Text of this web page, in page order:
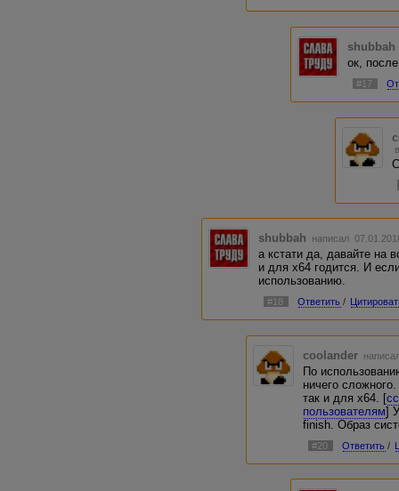
shubbah
ок,
#17
shubbah написал
а кстати да, давайте на
и для х64 годится. И
использованию.
#18 Ответить /
coolander
По
ничего
так и для x64. [
пользователям]
finish. Образ
#20 Ответить /